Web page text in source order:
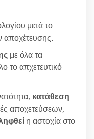
μετά το
αποχέτευσης.
με όλα τα
το απχετευτικό
κατάθεση
αποχετεύσεων,
η αστοχία στο